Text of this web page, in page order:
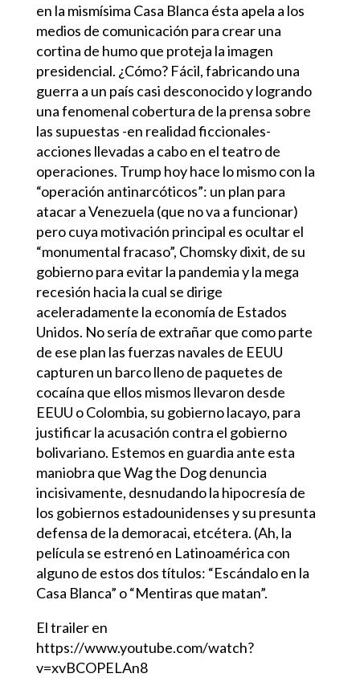
en la mismísima Casa Blanca ésta apela a los
medios de comunicación para crear una
cortina de humo que proteja la imagen
presidencial. ¿Cómo? Fácil, fabricando una
guerra a un país casi desconocido y logrando
una fenomenal cobertura de la prensa sobre
las supuestas -en realidad ficcionales-
acciones llevadas a cabo en el teatro de
operaciones. Trump hoy hace lo mismo con la
“operación antinarcóticos”: un plan para
atacar a Venezuela (que no va a funcionar)
pero cuya motivación principal es ocultar el
“monumental fracaso”, Chomsky dixit, de su
gobierno para evitar la pandemia y la mega
recesión hacia la cual se dirige
aceleradamente la economía de Estados
Unidos. No sería de extrañar que como parte
de ese plan las fuerzas navales de EEUU
capturen un barco lleno de paquetes de
cocaína que ellos mismos llevaron desde
EEUU o Colombia, su gobierno lacayo, para
justificar la acusación contra el gobierno
bolivariano. Estemos en guardia ante esta
maniobra que Wag the Dog denuncia
incisivamente, desnudando la hipocresía de
los gobiernos estadounidenses y su presunta
defensa de la demoracai, etcétera. (Ah, la
película se estrenó en Latinoamérica con
alguno de estos dos títulos: “Escándalo en la
Casa Blanca” o “Mentiras que matan”.
El trailer en
https://www.youtube.com/watch?
v=xvBCOPELAn8